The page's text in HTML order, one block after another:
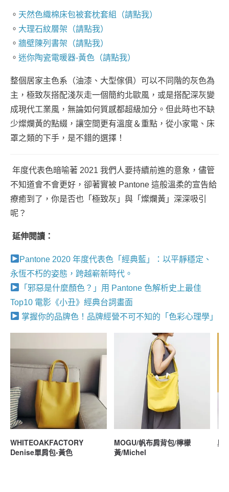
。 天然色織棉床包被套枕套組（請點我）
。 大理石紋層架（請點我）
。 牆壁陳列書架（請點我）
。 迷你陶瓷電暖器-黃色（請點我）
整個居家主色系（油漆、大型傢俱）可以不同階的灰色為
主，極致灰搭配淺灰走一個簡約北歐風，或是搭配深灰變
成現代工業風，無論如何質感都超級加分。但此時也不缺
少燦爛黃的點綴，讓空間更有溫度＆重點，從小家電、床
罩之類的下手，是不錯的選擇！
年度代表色暗喻著 2021 我們人要持續前進的意象，儘管
不知道會不會更好，卻著實被 Pantone 這般溫柔的宣告給
療癒到了，你是否也「極致灰」與「燦爛黃」深深吸引
呢？
延伸閱讀：
Pantone 2020 年度代表色「經典藍」：以平靜穩定、
永恆不朽的姿態，跨越嶄新時代。
「邪惡是什麼顏色？」用 Pantone 色解析史上最佳
Top10 電影《小丑》經典台詞畫面
掌握你的品牌色！品牌經營不可不知的「色彩心理學」
WHITEOAKFACTORY
Denise單肩包-黃色
MOGU/帆布肩背包/檸檬
黃/Michel
奧